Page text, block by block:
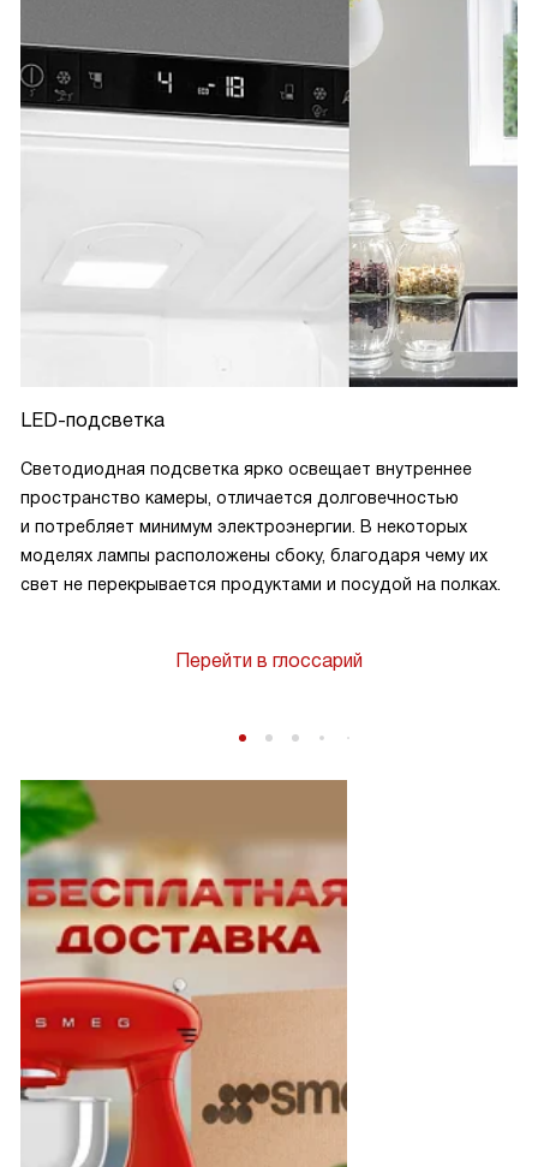
LED-подсветка
Светодиодная подсветка ярко освещает внутреннее
пространство камеры, отличается долговечностью
и потребляет минимум электроэнергии. В некоторых
моделях лампы расположены сбоку, благодаря чему их
свет не перекрывается продуктами и посудой на полках.
Перейти в глоссарий